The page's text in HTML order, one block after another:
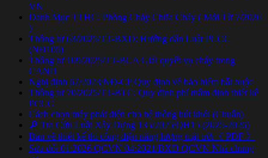
VN
Danh Mục TTHC: Phòng Cháy Chữa Cháy ( Mới Từ 7/2026
)
Thông tư 63/2025/TT-BXD: Hướng dẫn Luật PCCC
(NĐ105)
Thông tư 109/2025/TT-BCA Giải quyết vụ cháy trong
CAND
Nghị định 67/2023/NĐ-CP Quy định về bảo hiểm bắt buộc
Thông tư 70/2025/TT-BTC: Quy định phí thẩm định thiết kế
PCCC
Cách chọn máy phát điện cho hệ thống hút khói (Chuẩn)
🔎 Tra Cứu Luật Xây Dựng 135/2025/QH15 (2025-2026)
Bản vẽ thiết kế thi công điện năng lượng mặt trời《 PDF 》
Sửa đổi 01:2026 QCVN 04:2021/BXD QCVN Nhà chung